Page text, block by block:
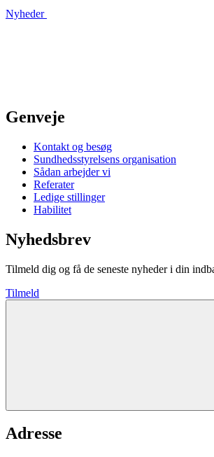
Nyheder
Genveje
Kontakt og besøg
Sundhedsstyrelsens organisation
Sådan arbejder vi
Referater
Ledige stillinger
Habilitet
Nyhedsbrev
Tilmeld dig og få de seneste nyheder i din
Tilmeld
Adresse